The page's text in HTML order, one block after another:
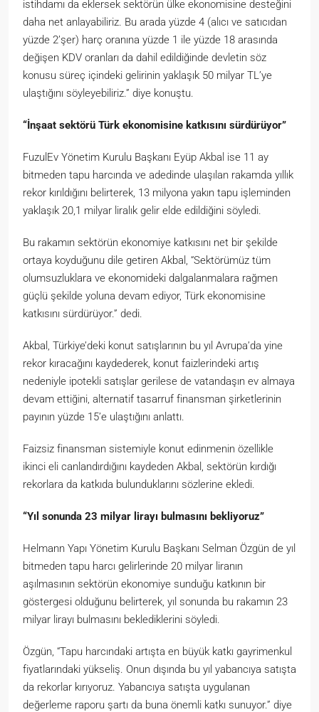
istihdamı da eklersek sektörün ülke ekonomisine desteğini
daha net anlayabiliriz. Bu arada yüzde 4 (alıcı ve satıcıdan
yüzde 2’şer) harç oranına yüzde 1 ile yüzde 18 arasında
değişen KDV oranları da dahil edildiğinde devletin söz
konusu süreç içindeki gelirinin yaklaşık 50 milyar TL’ye
ulaştığını söyleyebiliriz.” diye konuştu.
“İnşaat sektörü Türk ekonomisine katkısını sürdürüyor”
FuzulEv Yönetim Kurulu Başkanı Eyüp Akbal ise 11 ay
bitmeden tapu harcında ve adedinde ulaşılan rakamda yıllık
rekor kırıldığını belirterek, 13 milyona yakın tapu işleminden
yaklaşık 20,1 milyar liralık gelir elde edildiğini söyledi.
Bu rakamın sektörün ekonomiye katkısını net bir şekilde
ortaya koyduğunu dile getiren Akbal, “Sektörümüz tüm
olumsuzluklara ve ekonomideki dalgalanmalara rağmen
güçlü şekilde yoluna devam ediyor, Türk ekonomisine
katkısını sürdürüyor.” dedi.
Akbal, Türkiye’deki konut satışlarının bu yıl Avrupa’da yine
rekor kıracağını kaydederek, konut faizlerindeki artış
nedeniyle ipotekli satışlar gerilese de vatandaşın ev almaya
devam ettiğini, alternatif tasarruf finansman şirketlerinin
payının yüzde 15’e ulaştığını anlattı.
Faizsiz finansman sistemiyle konut edinmenin özellikle
ikinci eli canlandırdığını kaydeden Akbal, sektörün kırdığı
rekorlara da katkıda bulunduklarını sözlerine ekledi.
“Yıl sonunda 23 milyar lirayı bulmasını bekliyoruz”
Helmann Yapı Yönetim Kurulu Başkanı Selman Özgün de yıl
bitmeden tapu harcı gelirlerinde 20 milyar liranın
aşılmasının sektörün ekonomiye sunduğu katkının bir
göstergesi olduğunu belirterek, yıl sonunda bu rakamın 23
milyar lirayı bulmasını beklediklerini söyledi.
Özgün, “Tapu harcındaki artışta en büyük katkı gayrimenkul
fiyatlarındaki yükseliş. Onun dışında bu yıl yabancıya satışta
da rekorlar kırıyoruz. Yabancıya satışta uygulanan
değerleme raporu şartı da buna önemli katkı sunuyor.” diye